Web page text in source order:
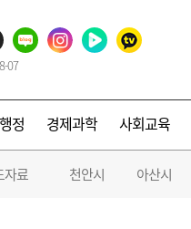
07
정 경제과학 사회교육
자료 천안시 아산시